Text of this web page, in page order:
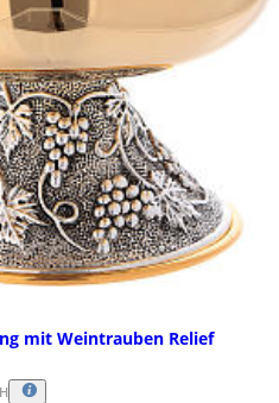
mit Weintrauben Relief